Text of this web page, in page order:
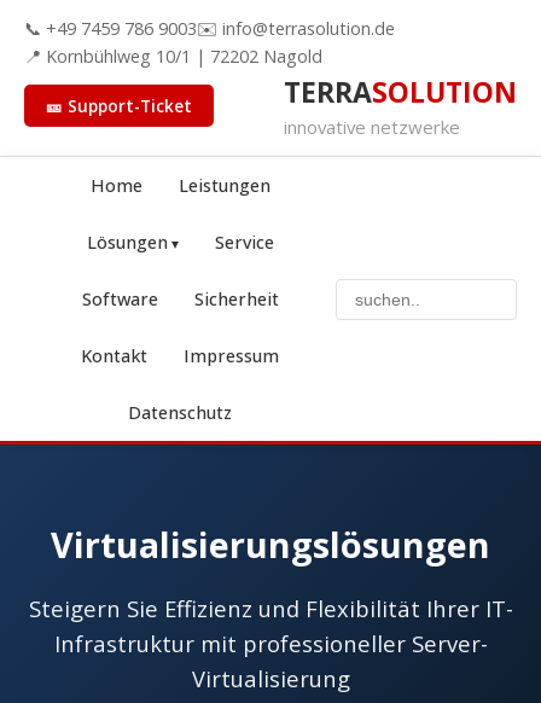
📞 +49 7459 786 9003✉️ info@terrasolution.de
📍 Kornbühlweg 10/1 | 72202 Nagold
🎫 Support-Ticket TERRASOLUTION
innovative netzwerke
Home Leistungen
Lösungen Service
Software Sicherheit
Kontakt Impressum
Datenschutz
Virtualisierungslösungen
Steigern Sie Effizienz und Flexibilität Ihrer IT-
Infrastruktur mit professioneller Server-
Virtualisierung